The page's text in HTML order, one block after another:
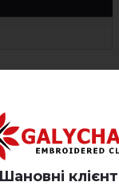
цей товар.
відгук про
Шановні